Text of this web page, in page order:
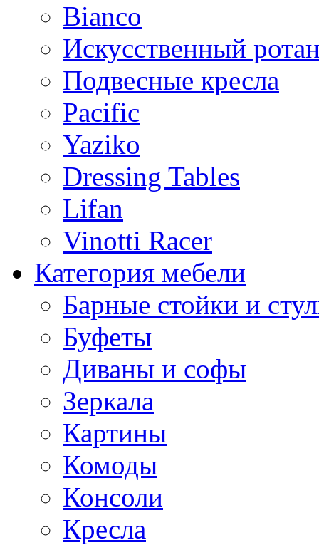
Bianco
Искусственный
Подвесные кресла
Pacific
Yaziko
Dressing Tables
Lifan
Vinotti Racer
Категория мебели
Барные стойки и
Буфеты
Диваны и софы
Зеркала
Картины
Комоды
Консоли
Кресла